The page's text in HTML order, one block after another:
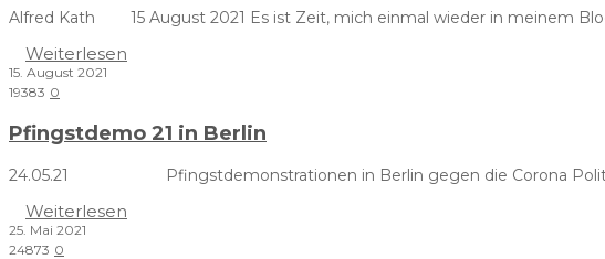
Alfred Kath 15 August 2021 Es ist Zeit, mich einmal wieder in meinem
Weiterlesen
15. August 2021
19383 0
Pfingstdemo 21 in Berlin
24.05.21 Pfingstdemonstrationen in Berlin gegen die Corona Politik
Weiterlesen
25. Mai 2021
24873 0